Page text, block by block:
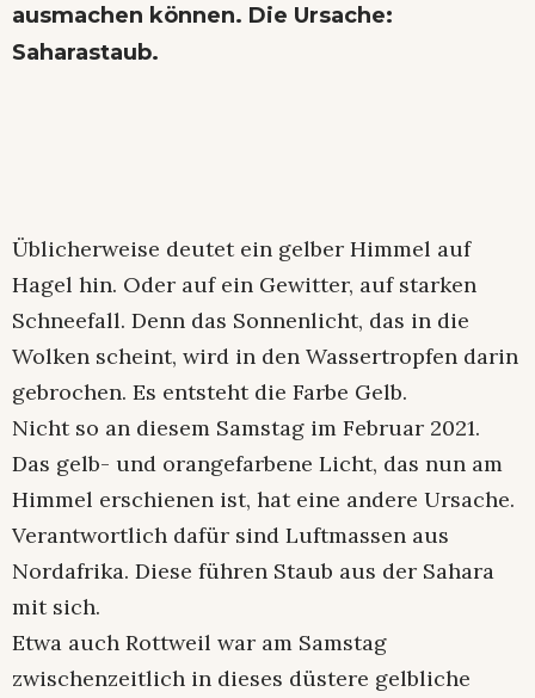
ausmachen können. Die Ursache:
Saharastaub.
Üblicherweise deutet ein gelber Himmel auf
Hagel hin. Oder auf ein Gewitter, auf starken
Schneefall. Denn das Sonnenlicht, das in die
Wolken scheint, wird in den Wassertropfen darin
gebrochen. Es entsteht die Farbe Gelb.
Nicht so an diesem Samstag im Februar 2021.
Das gelb- und orangefarbene Licht, das nun am
Himmel erschienen ist, hat eine andere Ursache.
Verantwortlich dafür sind Luftmassen aus
Nordafrika. Diese führen Staub aus der Sahara
mit sich.
Etwa auch Rottweil war am Samstag
zwischenzeitlich in dieses düstere gelbliche